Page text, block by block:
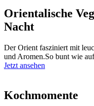
Orientalische
Nacht
Der Orient fasziniert mit
und Aromen.So bunt wie
Jetzt ansehen
Kochmomente